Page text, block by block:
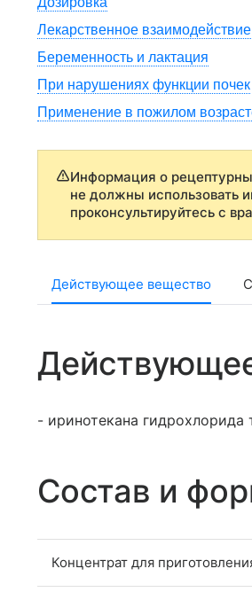
Лекарственное взаимодействие
Беременность и лактация
При нарушениях функции почек
Применение в пожилом
Информация о
не должны использовать
проконсультируйтесь с
Действующее вещество
- иринотекана гидрохлорида
Состав и
Концентрат для